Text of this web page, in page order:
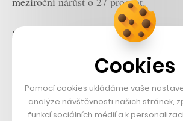
Letos v tomto ohledu v prvním pololetí
roce 2015 nejprve jako finanční
člověkem mimo rodinu s podílem,
mu před smrtí svěřil sám Isak Andic.
Cookies
Pomocí cookies ukládáme vaše
analýze návštěvnosti našich stránek,
funkcí sociálních médií a k